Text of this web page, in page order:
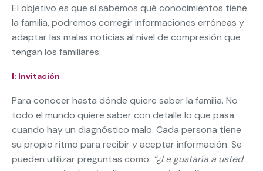
El objetivo es que si sabemos qué conocimientos tiene
la familia, podremos corregir informaciones erróneas y
adaptar las malas noticias al nivel de compresión que
tengan los familiares.
I: Invitación
Para conocer hasta dónde quiere saber la familia. No
todo el mundo quiere saber con detalle lo que pasa
cuando hay un diagnóstico malo. Cada persona tiene
su propio ritmo para recibir y aceptar información. Se
pueden utilizar preguntas como: “¿Le gustaría a usted